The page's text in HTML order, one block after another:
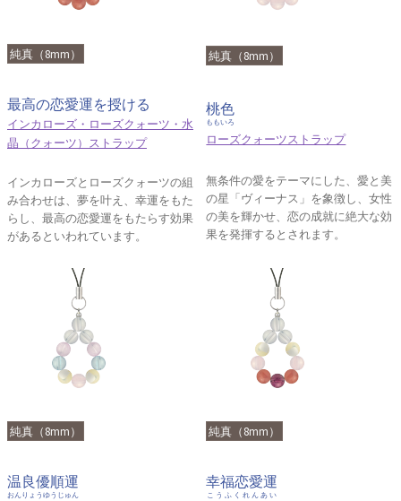
純真（8mm）
最高の恋愛運を授ける
インカローズ・ローズクォーツ・水
晶（クォーツ）ストラップ
インカローズとローズクォーツの組
み合わせは、夢を叶え、幸運をもた
らし、最高の恋愛運をもたらす効果
があるといわれています。
純真（8mm）
桃色
ももいろ
ローズクォーツストラップ
無条件の愛をテーマにした、愛と美
の星「ヴィーナス」を象徴し、女性
の美を輝かせ、恋の成就に絶大な効
果を発揮するとされます。
純真（8mm）
温良優順運
おんりょうゆうじゅん
純真（8mm）
幸福恋愛運
こうふくれんあい